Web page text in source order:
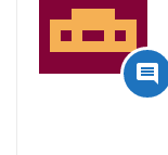
